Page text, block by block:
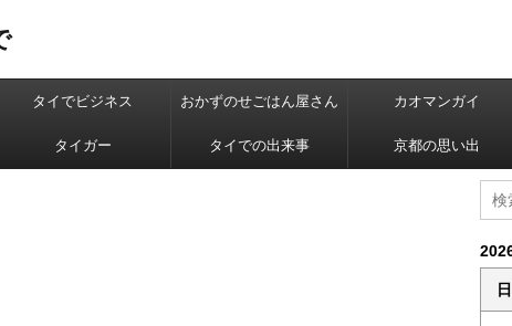
タイでビジネス おかずのせごはん屋さん カオマンガイ
タイガー タイでの出来事 京都の思い出
日